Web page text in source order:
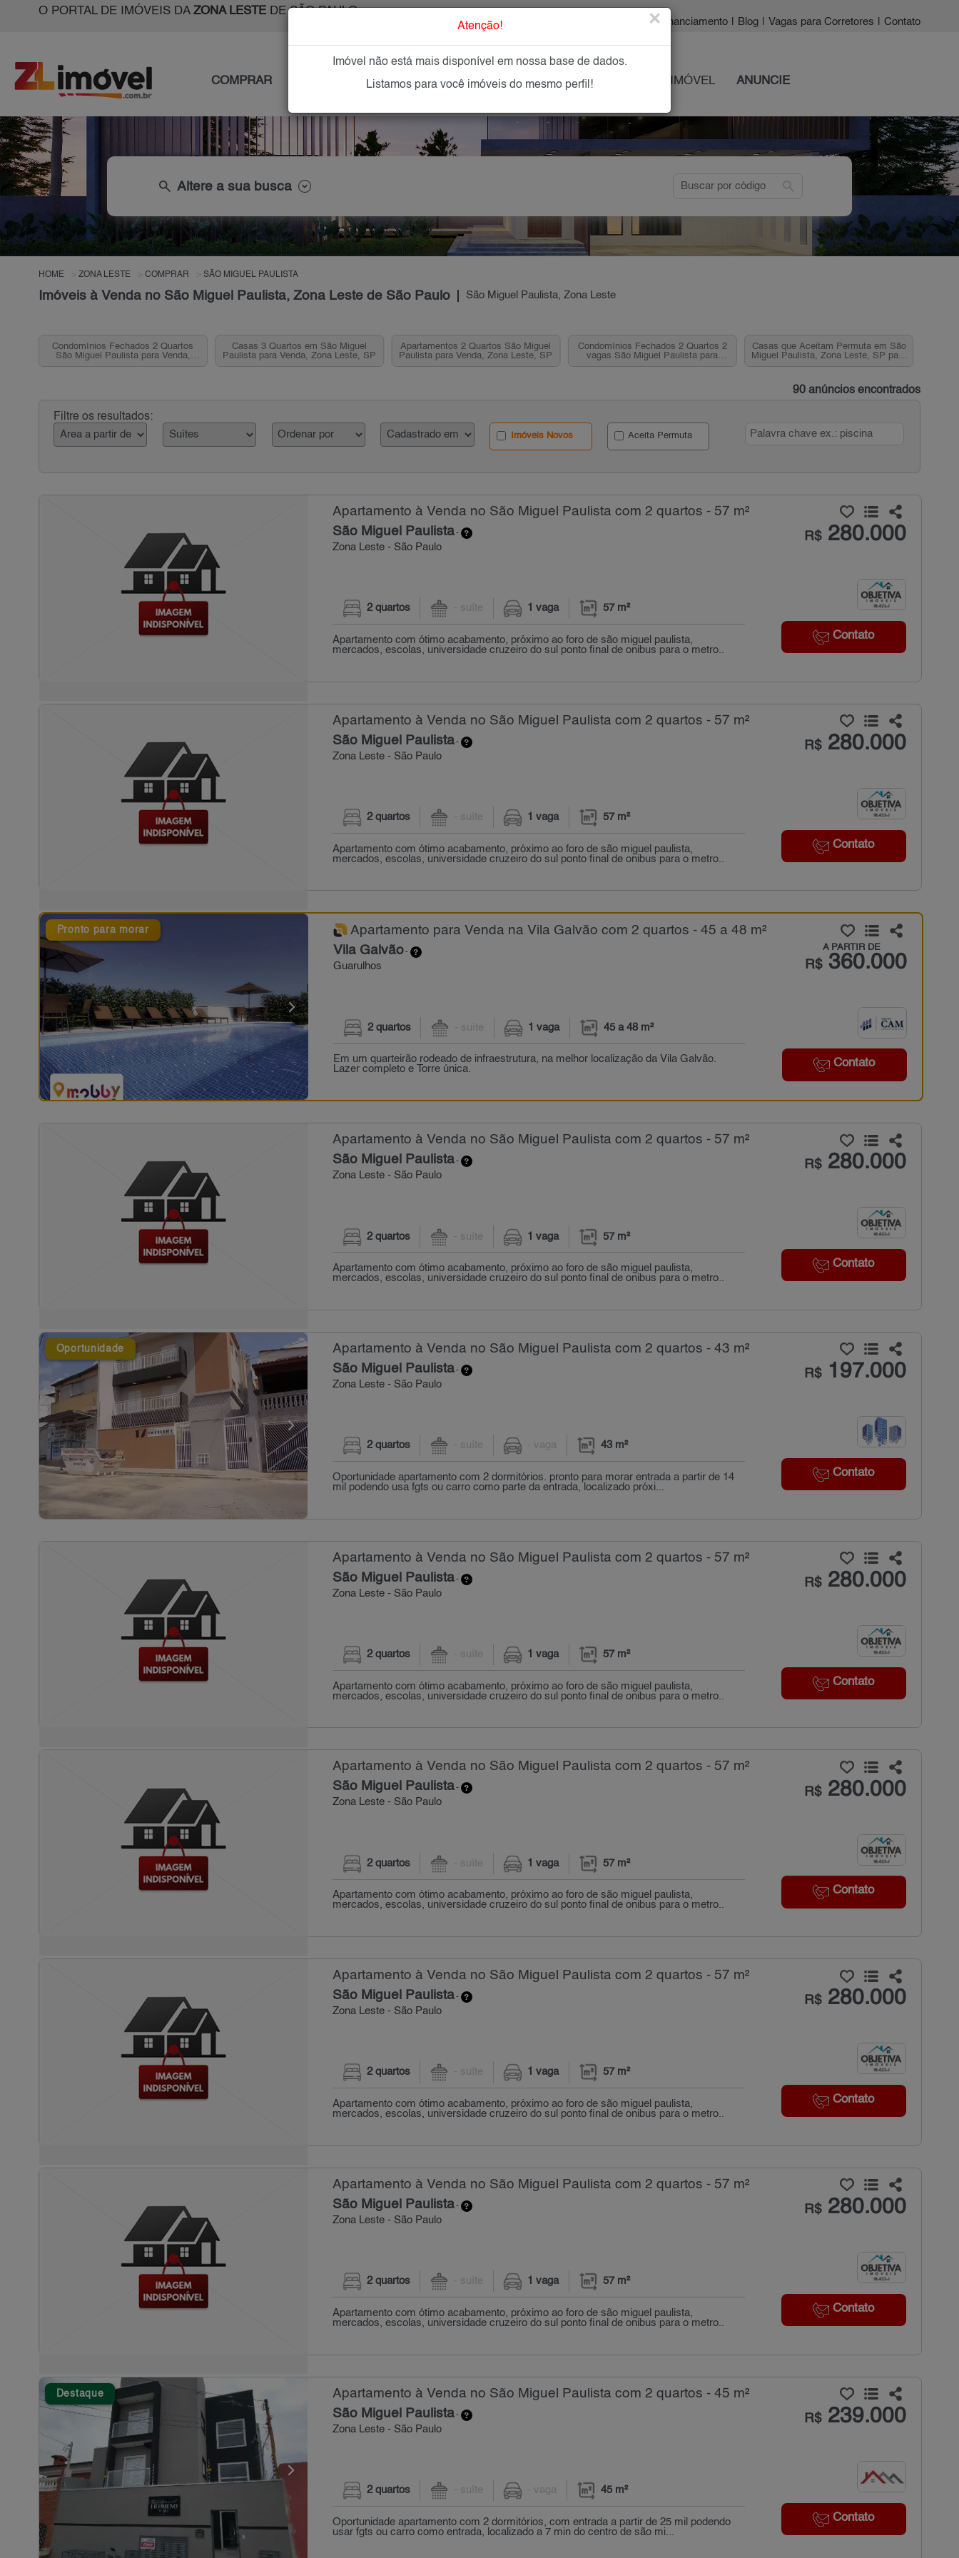
O PORTAL DE IMÓVEIS DA ZONA LESTEDE SÃO PAULO
| Financiamento Blog Vagas para Corretores Contato
COMPRAR IMÓVEIS NOVOS IMOBILIÁRIAS OFEREÇA SEU IMÓVEL ANUNCIE
search Altere a sua busca search
HOME ZONA LESTE COMPRAR SÃO MIGUEL PAULISTA
Imóveis à Venda no São Miguel Paulista, Zona Leste de São Paulo São Miguel Paulista, Zona Leste
Condomínios Fechados 2 Quartos
São Miguel Paulista para Venda,
Casas 3 Quartos em São Miguel
Paulista para Venda, Zona Leste, SP
Apartamentos 2 Quartos São Miguel
Paulista para Venda, Zona Leste, SP
Condomínios Fechados 2 Quartos 2
vagas São Miguel Paulista para
Casas que Aceitam Permuta em São
Miguel Paulista, Zona Leste, SP para
90 anúncios encontrados
Filtre os resultados:
Imóveis Novos Aceita Permuta
Apartamento à Venda no São Miguel Paulista com 2 quartos - 57 m²
São Miguel Paulista-
Zona Leste - São Paulo
R$280.000
Contato
2 quartos - suíte 1 vaga 57 m²
Apartamento com ótimo acabamento, próximo ao foro de são miguel paulista,
mercados, escolas, universidade cruzeiro do sul ponto final de onibus para o metro..
Apartamento à Venda no São Miguel Paulista com 2 quartos - 57 m²
São Miguel Paulista-
Zona Leste - São Paulo
R$280.000
Contato
2 quartos - suíte 1 vaga 57 m²
Apartamento com ótimo acabamento, próximo ao foro de são miguel paulista,
mercados, escolas, universidade cruzeiro do sul ponto final de onibus para o metro..
Pronto para morar Apartamento para Venda na Vila Galvão com 2 quartos - 45 a 48 m²
Vila Galvão-
Guarulhos
A PARTIR DE
R$360.000
Contato
2 quartos - suíte 1 vaga 45 a 48 m²
Em um quarteirão rodeado de infraestrutura, na melhor localização da Vila Galvão.
Lazer completo e Torre única.
Apartamento à Venda no São Miguel Paulista com 2 quartos - 57 m²
São Miguel Paulista-
Zona Leste - São Paulo
R$280.000
Contato
2 quartos - suíte 1 vaga 57 m²
Apartamento com ótimo acabamento, próximo ao foro de são miguel paulista,
mercados, escolas, universidade cruzeiro do sul ponto final de onibus para o metro..
Oportunidade Apartamento à Venda no São Miguel Paulista com 2 quartos - 43 m²
São Miguel Paulista-
Zona Leste - São Paulo
R$197.000
Contato
2 quartos - suíte - vaga 43 m²
Oportunidade apartamento com 2 dormitórios. pronto para morar entrada a partir de 14
mil podendo usa fgts ou carro como parte da entrada, localizado próxi...
Apartamento à Venda no São Miguel Paulista com 2 quartos - 57 m²
São Miguel Paulista-
Zona Leste - São Paulo
R$280.000
Contato
2 quartos - suíte 1 vaga 57 m²
Apartamento com ótimo acabamento, próximo ao foro de são miguel paulista,
mercados, escolas, universidade cruzeiro do sul ponto final de onibus para o metro..
Apartamento à Venda no São Miguel Paulista com 2 quartos - 57 m²
São Miguel Paulista-
Zona Leste - São Paulo
R$280.000
Contato
2 quartos - suíte 1 vaga 57 m²
Apartamento com ótimo acabamento, próximo ao foro de são miguel paulista,
mercados, escolas, universidade cruzeiro do sul ponto final de onibus para o metro..
Apartamento à Venda no São Miguel Paulista com 2 quartos - 57 m²
São Miguel Paulista-
Zona Leste - São Paulo
R$280.000
Contato
2 quartos - suíte 1 vaga 57 m²
Apartamento com ótimo acabamento, próximo ao foro de são miguel paulista,
mercados, escolas, universidade cruzeiro do sul ponto final de onibus para o metro..
Apartamento à Venda no São Miguel Paulista com 2 quartos - 57 m²
São Miguel Paulista-
Zona Leste - São Paulo
R$280.000
Contato
2 quartos - suíte 1 vaga 57 m²
Apartamento com ótimo acabamento, próximo ao foro de são miguel paulista,
mercados, escolas, universidade cruzeiro do sul ponto final de onibus para o metro..
Destaque Apartamento à Venda no São Miguel Paulista com 2 quartos - 45 m²
São Miguel Paulista-
Zona Leste - São Paulo
R$239.000
Contato
2 quartos - suíte - vaga 45 m²
Oportunidade apartamento com 2 dormitórios, com entrada a partir de 25 mil podendo
usar fgts ou carro como entrada, localizado a 7 min do centro de são mi...
Atenção! ×
Imóvel não está mais disponível em nossa base de dados.
Listamos para você imóveis do mesmo perfil!